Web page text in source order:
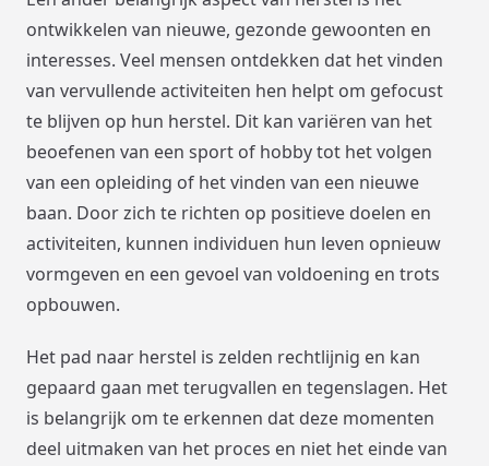
ontwikkelen van nieuwe, gezonde gewoonten en
interesses. Veel mensen ontdekken dat het vinden
van vervullende activiteiten hen helpt om gefocust
te blijven op hun herstel. Dit kan variëren van het
beoefenen van een sport of hobby tot het volgen
van een opleiding of het vinden van een nieuwe
baan. Door zich te richten op positieve doelen en
activiteiten, kunnen individuen hun leven opnieuw
vormgeven en een gevoel van voldoening en trots
opbouwen.
Het pad naar herstel is zelden rechtlijnig en kan
gepaard gaan met terugvallen en tegenslagen. Het
is belangrijk om te erkennen dat deze momenten
deel uitmaken van het proces en niet het einde van